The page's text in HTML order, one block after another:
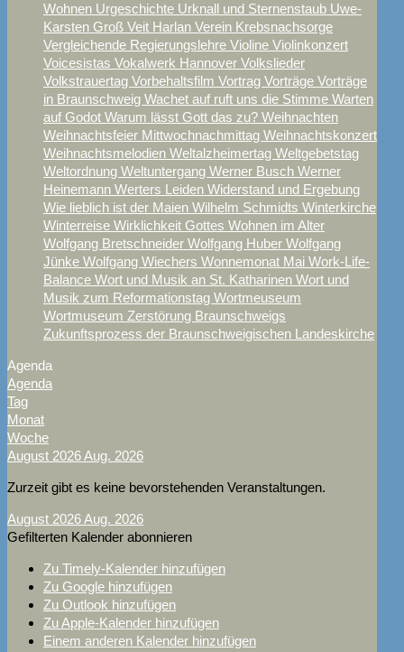
Wohnen Urgeschichte Urknall und Sternenstaub Uwe-
Karsten Groß Veit Harlan Verein Krebsnachsorge
Vergleichende Regierungslehre Violine Violinkonzert
Voicesistas Vokalwerk Hannover Volkslieder
Volkstrauertag Vorbehaltsfilm Vortrag Vorträge Vorträge
in Braunschweig Wachet auf ruft uns die Stimme Warten
auf Godot Warum lässt Gott das zu? Weihnachten
Weihnachtsfeier Mittwochnachmittag Weihnachtskonzert
Weihnachtsmelodien Weltalzheimertag Weltgebetstag
Weltordnung Weltuntergang Werner Busch Werner
Heinemann Werters Leiden Widerstand und Ergebung
Wie lieblich ist der Maien Wilhelm Schmidts Winterkirche
Winterreise Wirklichkeit Gottes Wohnen im Alter
Wolfgang Bretschneider Wolfgang Huber Wolfgang
Jünke Wolfgang Wiechers Wonnemonat Mai Work-Life-
Balance Wort und Musik an St. Katharinen Wort und
Musik zum Reformationstag Wortmeuseum
Wortmuseum Zerstörung Braunschweigs
Zukunftsprozess der Braunschweigischen Landeskirche
Agenda
Agenda
Tag
Monat
Woche
August 2026Aug. 2026
Zurzeit gibt es keine bevorstehenden Veranstaltungen.
August 2026Aug. 2026
Gefilterten Kalender abonnieren
Zu Timely-Kalender hinzufügen
Zu Google hinzufügen
Zu Outlook hinzufügen
Zu Apple-Kalender hinzufügen
Einem anderen Kalender hinzufügen